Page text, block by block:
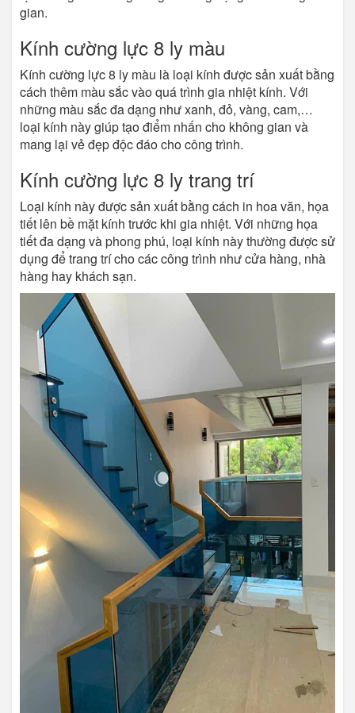
gian.
Kính cường lực 8 ly màu
Kính cường lực 8 ly màu là loại kính được sản xuất bằng
cách thêm màu sắc vào quá trình gia nhiệt kính. Với
những màu sắc đa dạng như xanh, đỏ, vàng, cam,…
loại kính này giúp tạo điểm nhấn cho không gian và
mang lại vẻ đẹp độc đáo cho công trình.
Kính cường lực 8 ly trang trí
Loại kính này được sản xuất bằng cách in hoa văn, họa
tiết lên bề mặt kính trước khi gia nhiệt. Với những họa
tiết đa dạng và phong phú, loại kính này thường được sử
dụng để trang trí cho các công trình như cửa hàng, nhà
hàng hay khách sạn.